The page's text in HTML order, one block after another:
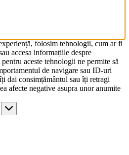
folosim tehnologii, cum ar fi
accesa informațiile despre
aceste tehnologii ne permite să
de navigare sau ID-uri
dai consimțământul sau îți retragi
afecte negative asupra unor anumite